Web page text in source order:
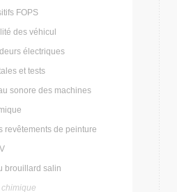
FOPS
des véhicul
électriques
et tests
sonore des machines
revêtements de peinture
brouillard salin